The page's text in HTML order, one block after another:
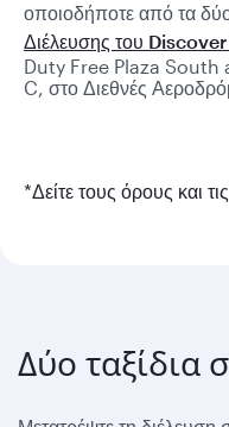
οποιοδήποτε από τα
Διέλευσης του
Duty Free Plaza
C, στο Διεθνές
*Δείτε τους όρους και
Δύο ταξίδια